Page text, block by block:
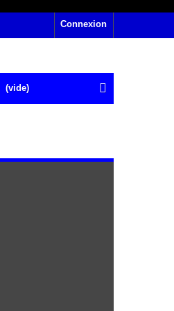
Connexion
(vide)